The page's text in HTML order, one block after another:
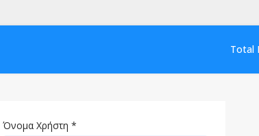
Total
Όνομα Χρήστη *